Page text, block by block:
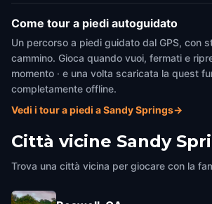
Come tour a piedi autoguidato
Un percorso a piedi guidato dal GPS, con
cammino. Gioca quando vuoi, fermati e
momento · e una volta scaricata la quest
completamente offline.
Vedi i tour a piedi a Sandy Springs→
Città vicine Sandy
Trova una città vicina per giocare con la